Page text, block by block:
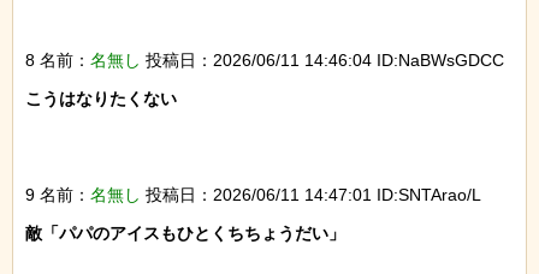
8 名前： 名無し 投稿日：2026/06/11 14:46:04 ID:NaBWsGDCC
こうはなりたくない
9 名前： 名無し 投稿日：2026/06/11 14:47:01 ID:SNTArao/L
敵「パパのアイスもひとくちちょうだい」